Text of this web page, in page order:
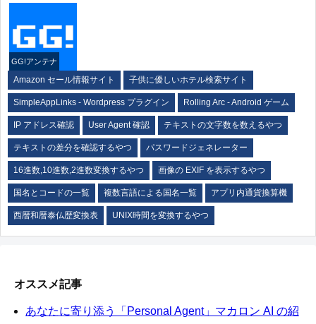
GG!アンテナ
Amazon セール情報サイト 子供に優しいホテル検索サイト
SimpleAppLinks - Wordpress プラグイン Rolling Arc - Android ゲーム
IP アドレス確認 User Agent 確認 テキストの文字数を数えるやつ
テキストの差分を確認するやつ パスワードジェネレーター
16進数,10進数,2進数変換するやつ 画像の EXIF を表示するやつ
国名とコードの一覧 複数言語による国名一覧 アプリ内通貨換算機
西暦和暦泰仏歴変換表 UNIX時間を変換するやつ
オススメ記事
あなたに寄り添う「Personal Agent」マカロン AI の紹